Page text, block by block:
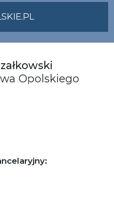
Opolskiego